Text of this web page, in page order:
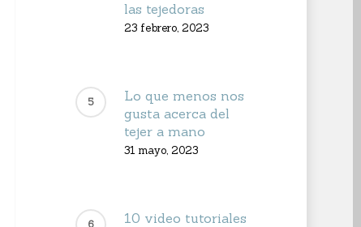
las tejedoras
23 febrero, 2023
Lo que menos nos
gusta acerca del
tejer a mano
31 mayo, 2023
10 video tutoriales